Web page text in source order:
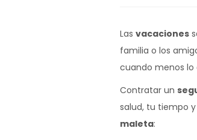
Las vacaciones
familia o los
cuando menos lo
Contratar un
salud, tu tiempo
maleta: